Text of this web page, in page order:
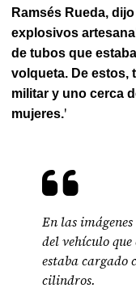
Ramsés Rueda,
explosivos
de tubos que
volqueta. De estos,
militar y uno cerca
mujeres.'
En las
del vehículo
estaba cargado
cilindros.